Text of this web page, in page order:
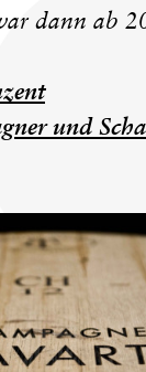
dann ab
und